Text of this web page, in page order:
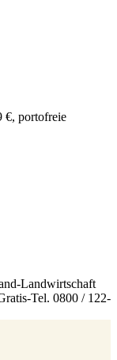
€, portofreie
Landwirtschaft
Tel. 0800 / 122-